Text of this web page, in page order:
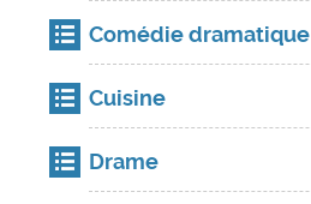
Comédie dramatique
Cuisine
Drame